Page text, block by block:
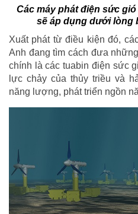
Các máy phát điện sức
sẽ áp dụng dưới lòng
Xuất phát từ điều kiện đó,
Anh đang tìm cách đưa
chính là các tuabin điện sức
lực chảy của thủy triều và
năng lượng, phát triển ngồn